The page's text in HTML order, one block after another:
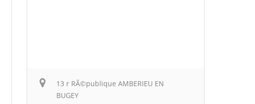
13 r RÃ©publique AMBERIEU EN
BUGEY